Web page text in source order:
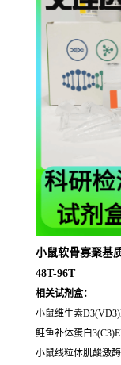
小鼠软骨寡聚基
48T-96T
相关试剂盒：
小鼠维生素
鲑鱼补体蛋白
小鼠线粒体肌酸激